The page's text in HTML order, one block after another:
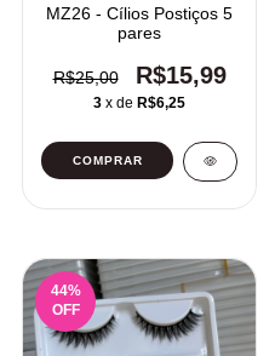
MZ26 - Cílios Postiços 5
pares
R$25,00 R$15,99
3 x de R$6,25
44%
OFF